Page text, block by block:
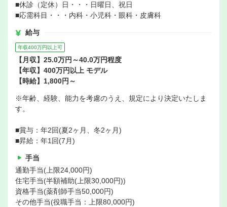
■休診（定休）日・・・日曜日、祝日
■応需科目・・・内科・小児科・眼科・皮膚科
給与
年収400万円以上可
【月収】25.0万円～40.0万円程度
【年収】400万円以上 モデル
【時給】1,800円～
※年齢、経験、能力を考慮のうえ、規定により決定いたしま
す。
■賞与：年2回(夏2ヶ月、冬2ヶ月)
■昇給：年1回(7月)
手当
通勤手当(上限24,000円)
住宅手当(半額補助(上限30,000円))
資格手当(薬剤師手当50,000円)
その他手当(役職手当：上限80,000円)